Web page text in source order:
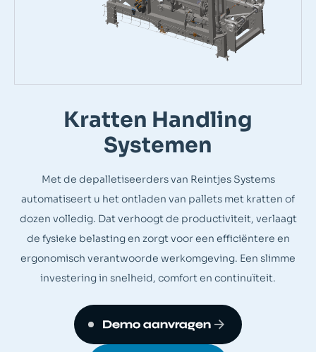
Kratten Handling
Systemen
Met de depalletiseerders van Reintjes Systems
automatiseert u het ontladen van pallets met kratten of
dozen volledig. Dat verhoogt de productiviteit, verlaagt
de fysieke belasting en zorgt voor een efficiëntere en
ergonomisch verantwoorde werkomgeving. Een slimme
investering in snelheid, comfort en continuïteit.
Demo aanvragen